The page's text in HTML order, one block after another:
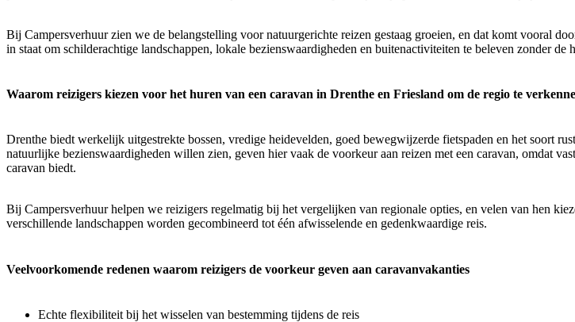
Bij Campersverhuur zien we de belangstelling voor natuurgerichte reizen gestaag groeien, en dat komt vooral
in staat om schilderachtige landschappen, lokale bezienswaardigheden en buitenactiviteiten te beleven zonder de
Waarom reizigers kiezen voor het huren van een caravan in Drenthe en Friesland om de regio te
Drenthe biedt werkelijk uitgestrekte bossen, vredige heidevelden, goed bewegwijzerde fietspaden en het soort
natuurlijke bezienswaardigheden willen zien, geven hier vaak de voorkeur aan reizen met een caravan, omdat
caravan biedt.
Bij Campersverhuur helpen we reizigers regelmatig bij het vergelijken van regionale opties, en velen van hen
verschillende landschappen worden gecombineerd tot één afwisselende en gedenkwaardige reis.
Veelvoorkomende redenen waarom reizigers de voorkeur geven aan caravanvakanties
Echte flexibiliteit bij het wisselen van bestemming tijdens de reis